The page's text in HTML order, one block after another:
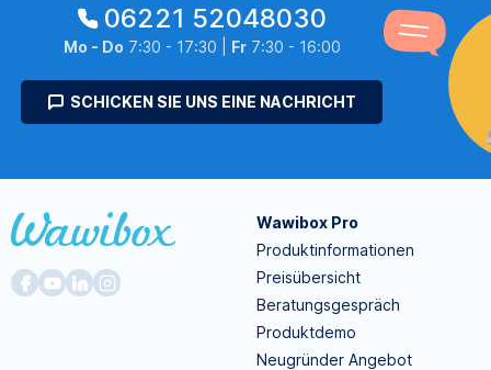
06221 52048030
Mo - Do 7:30 - 17:30 | Fr7:30 - 16:00
SCHICKEN SIE UNS EINE NACHRICHT
Wawibox Pro
Produktinformationen
Preisübersicht
Beratungsgespräch
Produktdemo
Neugründer Angebot